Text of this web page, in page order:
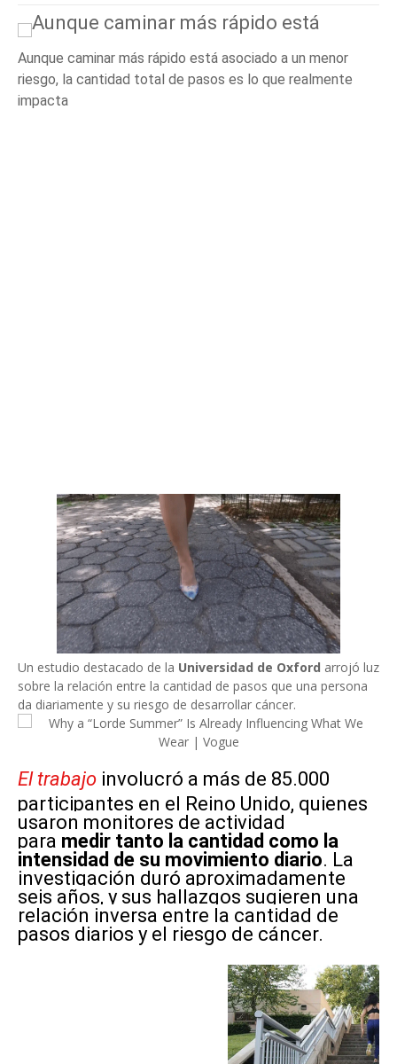
Aunque caminar más rápido está asociado a un menor
riesgo, la cantidad total de pasos es lo que realmente
impacta
Un estudio destacado de la Universidad de Oxford arrojó luz
sobre la relación entre la cantidad de pasos que una persona
da diariamente y su riesgo de desarrollar cáncer.
El trabajo involucró a más de 85.000
participantes en el Reino Unido, quienes
usaron monitores de actividad
para medir tanto la cantidad como la
intensidad de su movimiento diario. La
investigación duró aproximadamente
seis años, y sus hallazgos sugieren una
relación inversa entre la cantidad de
pasos diarios y el riesgo de cáncer.